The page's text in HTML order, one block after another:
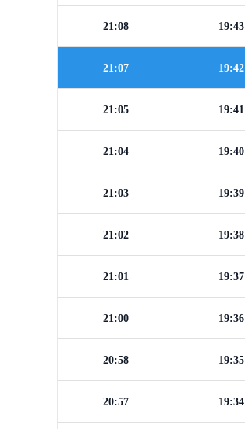
19:43
21:08
19:42
21:07
19:41
21:05
19:40
21:04
19:39
21:03
19:38
21:02
19:37
21:01
19:36
21:00
19:35
20:58
19:34
20:57